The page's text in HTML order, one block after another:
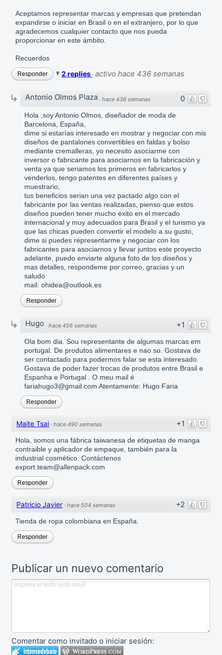
Aceptamos representar marcas y empresas que pretendan
expandirse o iniciar en Brasil o en el extranjero, por lo que
agradecemos cualquier contacto que nos pueda
proporcionar en este ámbito.
Recuerdos
Responder 2 replies ·activo hace 436 semanas
0
Antonio Olmos Plaza ·hace 436 semanas
Hola ,soy Antonio Olmos, diseñador de moda de
Barcelona, España,
dime si estarías interesado en mostrar y negociar con mis
diseños de pantalones convertibles en faldas y bolso
mediante cremalleras, yo necesito asociarme con
inversor o fabricante para asociarnos en la fabricación y
venta ya que seriamos los primeros en fabricarlos y
venderlos, tengo patentes en diferentes países y
muestrario,
tus beneficios serian una vez pactado algo con el
fabricante por las ventas realizadas, pienso que estos
diseños pueden tener mucho éxito en el mercado
internacional y muy adecuados para Brasil y el turismo ya
que las chicas pueden convertir el modelo a su gusto,
dime si puedes representarme y negociar con los
fabricantes para asociarnos y llevar juntos este proyecto
adelante, puedo enviarte alguna foto de los diseños y
mas detalles, respondeme por correo, gracias y un
saludo
mail: ohidea@outlook.es
Responder
+1
Hugo ·hace 456 semanas
Ola bom dia. Sou representante de algumas marcas em
portugal. De produtos alimentares e nao so. Gostava de
ser contactado para podermos falar se esta interesado.
Gostava de poder fazer trocas de produtos entre Brasil e
Espanha e Portugal . O meu mail é
fariahugo3@gmail.com Atentamente: Hugo Faria
Responder
+1
Maite Tsai ·hace 490 semanas
Hola, somos una fábrica taiwanesa de etiquetas de manga
contraible y aplicador de empaque, también para la
industrial cosmético. Contáctenos
export.team@allenpack.com
Responder
+2
Patricio Javier ·hace 504 semanas
Tienda de ropa colombiana en España.
Responder
Publicar un nuevo comentario
Comentar como invitado o iniciar sesión: